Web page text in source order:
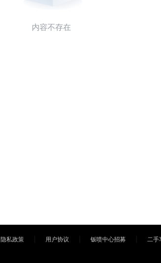
内容不存在
隐私政策 用户协议 钣喷中心招募 二手